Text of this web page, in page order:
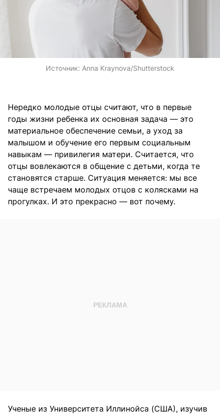
Источник: Anna Kraynova/Shutterstock
Нередко молодые отцы считают, что в первые
годы жизни ребенка их основная задача — это
материальное обеспечение семьи, а уход за
малышом и обучение его первым социальным
навыкам — привилегия матери. Считается, что
отцы вовлекаются в общение с детьми, когда те
становятся старше. Ситуация меняется: мы все
чаще встречаем молодых отцов с колясками на
прогулках. И это прекрасно — вот почему.
Ученые из Университета Иллинойса (США), изучив